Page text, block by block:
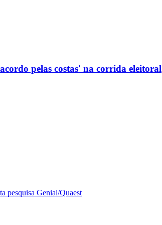
pelas costas' na corrida eleitoral
pesquisa Genial/Quaest